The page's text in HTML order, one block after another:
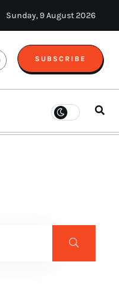
Sunday, 9 August 2026
SUBSCRIBE